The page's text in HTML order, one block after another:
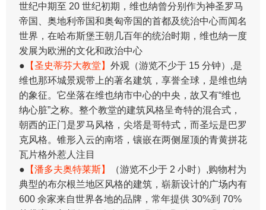
世纪中期至 20 世纪初期，维也纳曾分别作为神圣罗马
帝国、奥地利帝国和奥匈帝国的首都及统治中心而闻名
世界，在哈布斯堡王朝几百年的统治时期，维也纳一度
发展为欧洲的文化和政治中心
● 【圣史蒂芬大教堂】 外观（游览不少于 15 分钟）,是
维也那环城景观带上的著名建筑，享誉全球，是维也纳
的象征。它坐落在维也纳市中心的中央，故又有“维也
纳心脏”之称。整个教堂的建筑风格呈奇特的混合式，
朝西的正门是罗马风格，尖塔是哥特式，而圣坛是巴罗
克风格。锥形入云的南塔，镶嵌在两侧屋顶的青黄拼花
瓦片格外惹人注目
● 【潘多夫奥特莱斯】
（游览不少于 2 小时）,购物村为
典型的布尔根兰地区风格的建筑，崭新设计的广场内有
600 余家来自世界各地的品牌，常年提供 30%到 70%